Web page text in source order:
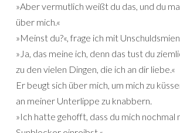
»Aber vermutlich weißt du das, und du
über mich.«
»Meinst du?«, frage ich mit
»Ja, das meine ich, denn das tust du
zu den vielen Dingen, die ich an dir liebe.«
Er beugt sich über mich, um mich zu
an meiner Unterlippe zu knabbern.
»Ich hatte gehofft, dass du mich nochmal